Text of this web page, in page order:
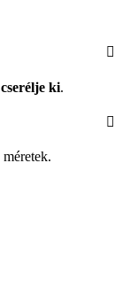
ki.
méretek.